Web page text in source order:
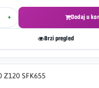
+ Dodaj u
Brzi pregled